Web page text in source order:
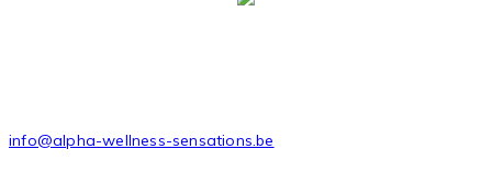
info@alpha-wellness-sensations.be